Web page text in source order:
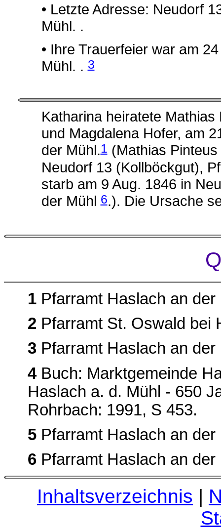
• Letzte Adresse: Neudorf
Mühl. .
• Ihre Trauerfeier war am
Mühl. .3
Katharina heiratete
und Magdalena Hofer, am
der Mühl.1(Mathias Pinteus
Neudorf 13 (Kollböckgut),
starb am 9 Aug. 1846 in
der Mühl6.). Die Ursache
1 Pfarramt Haslach an
2 Pfarramt St. Oswald bei
3 Pfarramt Haslach an
4Buch: Marktgemeinde
Haslach a. d. Mühl - 650
Rohrbach: 1991, S 453.
5 Pfarramt Haslach an
6 Pfarramt Haslach an
Inhaltsverzeichnis |